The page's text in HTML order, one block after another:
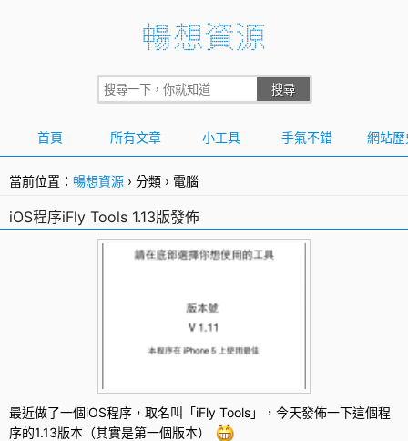
首頁 所有文章 小工具 手氣不錯 網站歷
當前位置： 暢想資源 › 分類 › 電腦
iOS程序iFly Tools 1.13版發佈
最近做了一個iOS程序，取名叫「iFly Tools」，今天發佈一下這個程
序的1.13版本（其實是第一個版本）